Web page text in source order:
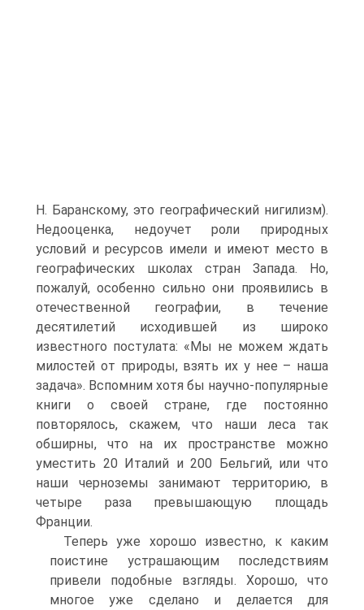
Н. Баранскому, это географический нигилизм).
Недооценка, недоучет роли природных
условий и ресурсов имели и имеют место в
географических школах стран Запада. Но,
пожалуй, особенно сильно они проявились в
отечественной географии, в течение
десятилетий исходившей из широко
известного постулата: «Мы не можем ждать
милостей от природы, взять их у нее – наша
задача». Вспомним хотя бы научно-популярные
книги о своей стране, где постоянно
повторялось, скажем, что наши леса так
обширны, что на их пространстве можно
уместить 20 Италий и 200 Бельгий, или что
наши черноземы занимают территорию, в
четыре раза превышающую площадь
Франции.
Теперь уже хорошо известно, к каким
поистине устрашающим последствиям
привели подобные взгляды. Хорошо, что
многое уже сделано и делается для